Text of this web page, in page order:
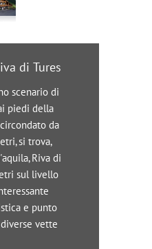
di Tures
scenario di
piedi della
da
si trova,
Riva di
sul livello
e punto
vette